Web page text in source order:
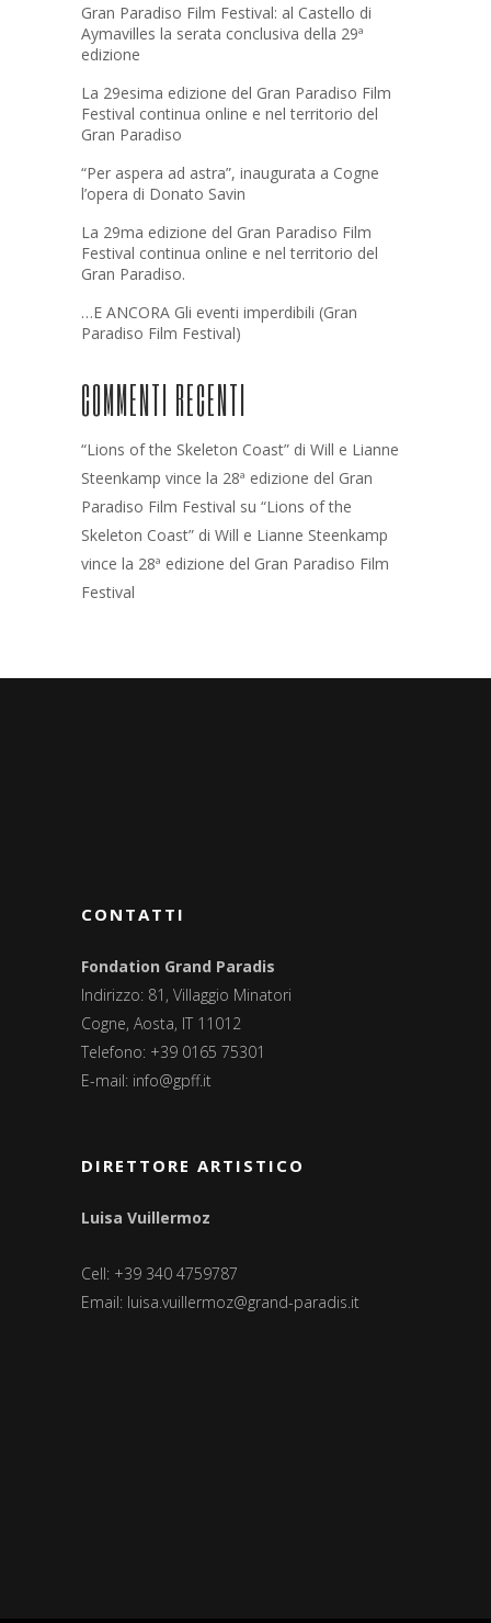
Gran Paradiso Film Festival: al Castello di
Aymavilles la serata conclusiva della 29ª
edizione
La 29esima edizione del Gran Paradiso Film
Festival continua online e nel territorio del
Gran Paradiso
“Per aspera ad astra”, inaugurata a Cogne
l’opera di Donato Savin
La 29ma edizione del Gran Paradiso Film
Festival continua online e nel territorio del
Gran Paradiso.
…E ANCORA Gli eventi imperdibili (Gran
Paradiso Film Festival)
COMMENTI RECENTI
“Lions of the Skeleton Coast” di Will e Lianne
Steenkamp vince la 28ª edizione del Gran
Paradiso Film Festival su “Lions of the
Skeleton Coast” di Will e Lianne Steenkamp
vince la 28ª edizione del Gran Paradiso Film
Festival
CONTATTI
Fondation Grand Paradis
Indirizzo: 81, Villaggio Minatori
Cogne, Aosta, IT 11012
Telefono: +39 0165 75301
E-mail: info@gpff.it
DIRETTORE ARTISTICO
Luisa Vuillermoz
Cell: +39 340 4759787
Email: luisa.vuillermoz@grand-paradis.it